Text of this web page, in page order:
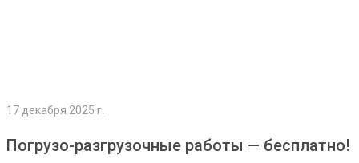
17 декабря 2025 г.
Погрузо-разгрузочные работы — бесплатно!